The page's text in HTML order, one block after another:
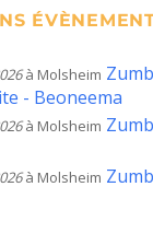
à Molsheim
- Beoneema
à Molsheim
à Molsheim